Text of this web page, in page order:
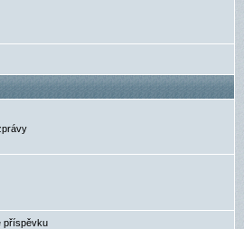
příspěvku